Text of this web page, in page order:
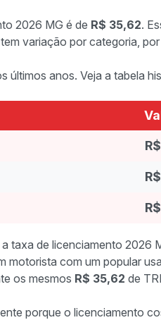
2026 MG é de R$ 35,62.
variação por categoria,
últimos anos. Veja a tabela
taxa de licenciamento 2026
motorista com um popular
os mesmos R$ 35,62 de
porque o licenciamento